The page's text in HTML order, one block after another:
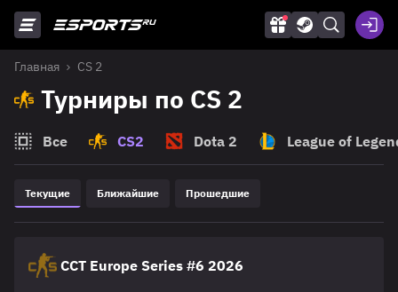
Главная CS 2
Турниры по CS 2
Все CS2 Dota 2 League of
Текущие Ближайшие Прошедшие
CCT Europe Series #6 2026